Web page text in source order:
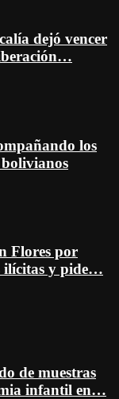
dejó vencer
los
Flores por
ilícitas y pide…
de muestras
infantil en…